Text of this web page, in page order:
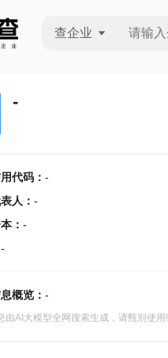
查企业
-
代码： -
人 ： -
： -
-
概览： -
由AI大模型全网搜索生成，请甄别使用!